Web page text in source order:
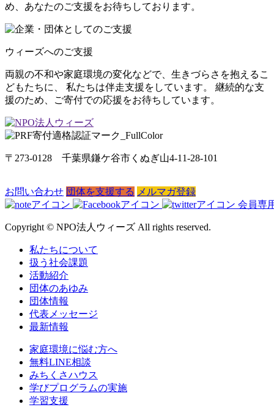
め、あなたのご支援をお待ちしております。
ウィーズへのご支援
両親の不和や家庭環境の変化などで、生きづらさを抱えるこ
どもたちに、 私たちは伴走支援をしています。 継続的な支
援のため、ご寄付での応援をお待ちしています。
〒273-0128 千葉県鎌ケ谷市くぬぎ山4-11-28-101
お問い合わせ 団体を支援する メルマガ登録
会員専
Copyright © NPO法人ウィーズ All rights reserved.
私たちについて
扱う社会課題
活動紹介
団体のあゆみ
団体情報
代表メッセージ
最新情報
家庭環境に悩む方へ
無料LINE相談
みちくさハウス
学びプログラムの実施
学習支援